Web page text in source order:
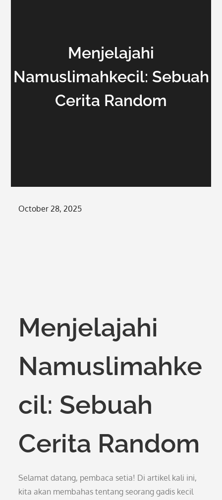
Menjelajahi
Namuslimahkecil: Sebuah
Cerita Random
Posted
October 28, 2025
Menjelajahi
Namuslimahke
cil: Sebuah
Cerita Random
Selamat datang, pembaca setia! Di artikel kali ini,
kita akan membahas tentang seorang gadis kecil